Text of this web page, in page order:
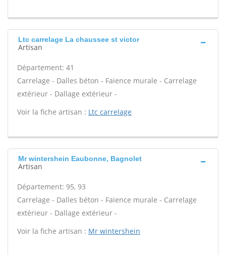
Ltc carrelage La chaussee st victor
Artisan
Département: 41
Carrelage - Dalles béton - Faïence murale - Carrelage
extérieur - Dallage extérieur -
Voir la fiche artisan : Ltc carrelage
Mr wintershein Eaubonne, Bagnolet
Artisan
Département: 95, 93
Carrelage - Dalles béton - Faïence murale - Carrelage
extérieur - Dallage extérieur -
Voir la fiche artisan : Mr wintershein